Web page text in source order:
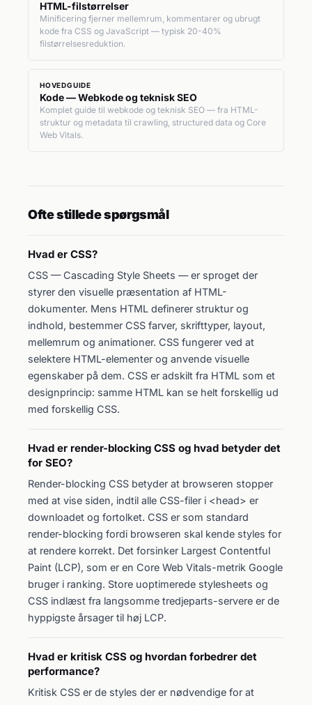
HTML-filstørrelser
Minificering fjerner mellemrum, kommentarer og ubrugt
kode fra CSS og JavaScript — typisk 20-40%
filstørrelsesreduktion.
HOVEDGUIDE
Kode — Webkode og teknisk SEO
Komplet guide til webkode og teknisk SEO — fra HTML-
struktur og metadata til crawling, structured data og Core
Web Vitals.
Ofte stillede spørgsmål
Hvad er CSS?
CSS — Cascading Style Sheets — er sproget der
styrer den visuelle præsentation af HTML-
dokumenter. Mens HTML definerer struktur og
indhold, bestemmer CSS farver, skrifttyper, layout,
mellemrum og animationer. CSS fungerer ved at
selektere HTML-elementer og anvende visuelle
egenskaber på dem. CSS er adskilt fra HTML som et
designprincip: samme HTML kan se helt forskellig ud
med forskellig CSS.
Hvad er render-blocking CSS og hvad betyder det
for SEO?
Render-blocking CSS betyder at browseren stopper
med at vise siden, indtil alle CSS-filer i <head> er
downloadet og fortolket. CSS er som standard
render-blocking fordi browseren skal kende styles for
at rendere korrekt. Det forsinker Largest Contentful
Paint (LCP), som er en Core Web Vitals-metrik Google
bruger i ranking. Store uoptimerede stylesheets og
CSS indlæst fra langsomme tredjeparts-servere er de
hyppigste årsager til høj LCP.
Hvad er kritisk CSS og hvordan forbedrer det
performance?
Kritisk CSS er de styles der er nødvendige for at